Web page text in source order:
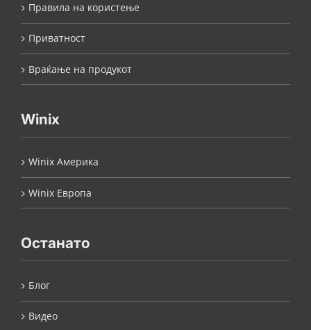
Правила на користење
Приватност
Враќање на продукот
Winix
Winix Америка
Winix Европа
Останато
Блог
Видео